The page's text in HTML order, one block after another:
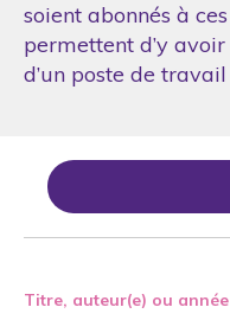
soient abonnés à
permettent d’y
d’un poste de
Titre, auteur(e) ou année